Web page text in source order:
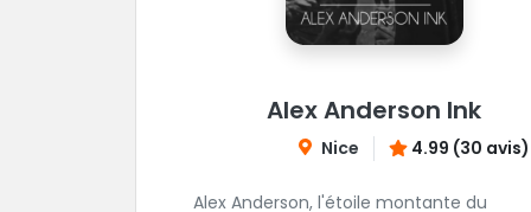
Alex Anderson Ink
Nice 4.99 (30 avis)
Alex Anderson, l'étoile montante du